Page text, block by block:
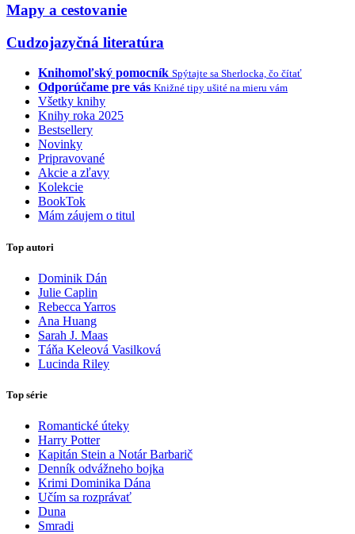
Mapy a cestovanie
Cudzojazyčná literatúra
Knihomoľský pomocník Spýtajte sa Sherlocka, čo čítať
Odporúčame pre vás Knižné tipy ušité na mieru vám
Všetky knihy
Knihy roka 2025
Bestsellery
Novinky
Pripravované
Akcie a zľavy
Kolekcie
BookTok
Mám záujem o titul
Top autori
Dominik Dán
Julie Caplin
Rebecca Yarros
Ana Huang
Sarah J. Maas
Táňa Keleová Vasilková
Lucinda Riley
Top série
Romantické úteky
Harry Potter
Kapitán Stein a Notár Barbarič
Denník odvážneho bojka
Krimi Dominika Dána
Učím sa rozprávať
Duna
Smradi